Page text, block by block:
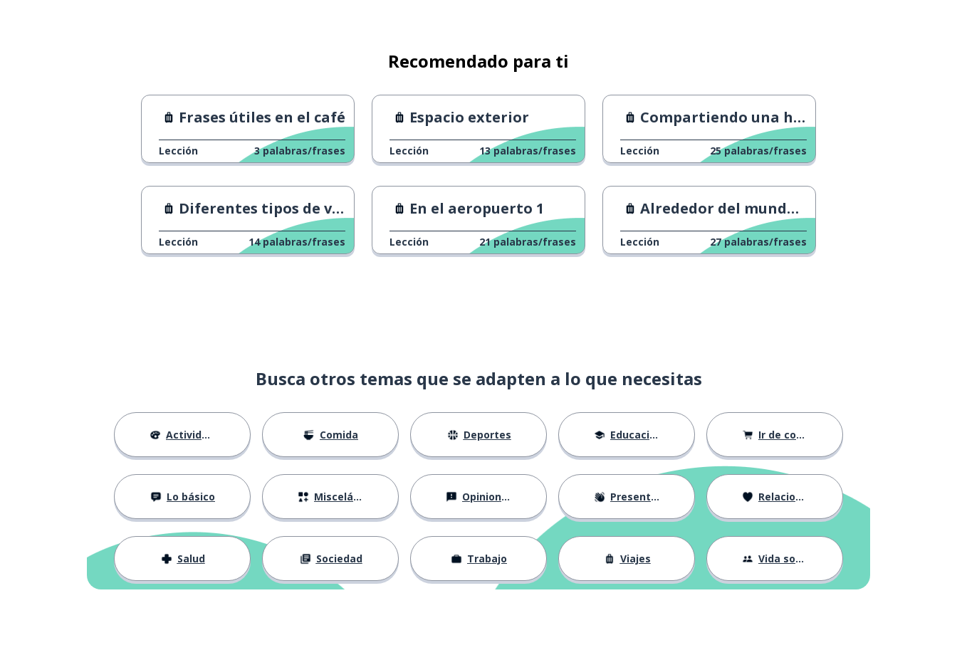
Recomendado para ti
Frases útiles en el café
Lección 3 palabras/frases
Espacio exterior
Lección 13 palabras/frases
Compartiendo una habitación de hotel
Lección 25 palabras/frases
Diferentes tipos de viajes.
Lección 14 palabras/frases
En el aeropuerto 1
Lección 21 palabras/frases
Alrededor del mundo en una camioneta
Lección 27 palabras/frases
Busca otros temas que se adapten a lo que necesitas
Actividades Comida Deportes Educación Ir de compras
Lo básico Misceláneo Opiniones Presentándose Relaciones
Salud Sociedad Trabajo Viajes Vida social